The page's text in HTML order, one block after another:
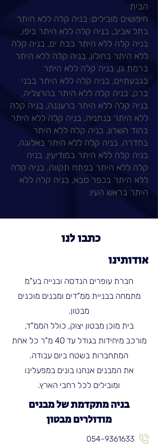
הבית
חיפושים מובילים: בניה קלה ללא היתר
בתל אביב, בניה קלה ללא היתר ביפו,
בניה קלה ללא היתר בבת ים, בניה קלה
ללא היתר בחולון, בניה קלה ללא היתר
ברמת גן, בניה קלה ללא היתר
בגבעתיים, בניה קלה ללא היתר בבני
ברק, בניה קלה ללא היתר בהרצליה,
בניה קלה ללא היתר ברעננה, בניה קלה
ללא היתר בנתניה, בניה קלה ללא היתר
בהוד השרון, בניה קלה ללא היתר
בחדרה, בניה קלה ללא היתר באלוגה,
בניה קלה ללא היתר במודיעין, בניה
קלה ללא היתר בפתח תקווה, בניה קלה
ללא היתר בכפר סבא, בניה קלה ללא
היתר בראש העין
כתבו לנו
אודותינו
חברת עופרים הנדסה ובנייה בע"מ
מתמחה בבניית ממ"דים ומבנים מוכנים
מבטון.
בית מוכן מבטון יצוק, כולל הממ"ד,
מורכב מיחידות בגודל עד 40 מ"ר כל אחת
המתחברות בשטח ביום עבודה.
את המבנים אנחנו בונים במפעלינו
ומובילים לכל רחבי הארץ.
בניה מתקדמת של מבנים
מודולרים מבטון
054-9361633